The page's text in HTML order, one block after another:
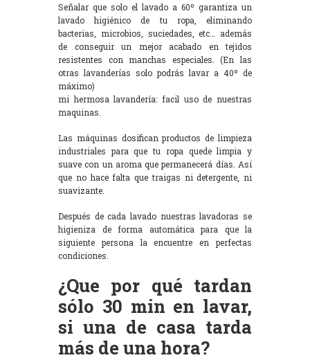
Señalar que solo el lavado a 60º garantiza un
lavado higiénico de tu ropa, eliminando
bacterias, microbios, suciedades, etc… además
de conseguir un mejor acabado en tejidos
resistentes con manchas especiales. (En las
otras lavanderías solo podrás lavar a 40º de
máximo)
mi hermosa lavandería: facil uso de nuestras
maquinas.
Las máquinas dosifican productos de limpieza
industriales para que tu ropa quede limpia y
suave con un aroma que permanecerá días. Así
que no hace falta que traigas ni detergente, ni
suavizante.
Después de cada lavado nuestras lavadoras se
higieniza de forma automática para que la
siguiente persona la encuentre en perfectas
condiciones.
¿Que por qué tardan
sólo 30 min en lavar,
si una de casa tarda
más de una hora?